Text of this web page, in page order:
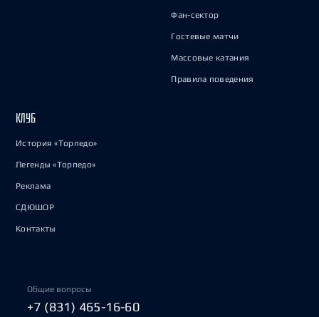
Фан-сектор
Гостевые матчи
Массовые катания
Правила поведения
КЛУБ
История «Торпедо»
Легенды «Торпедо»
Реклама
СДЮШОР
Контакты
Общие вопросы
+7 (831) 465-16-60